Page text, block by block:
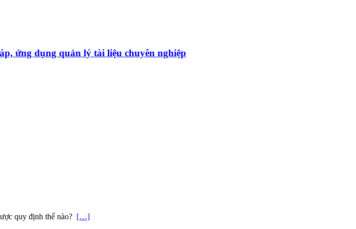
ứng dụng quản lý tài liệu chuyên nghiệp
quy định thế nào? […]